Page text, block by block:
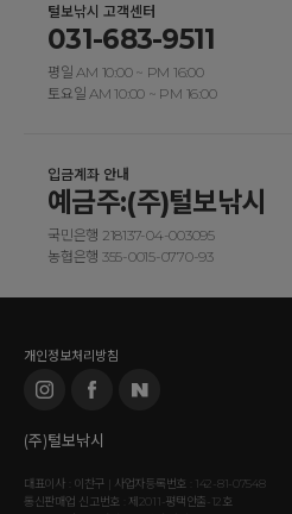
털보낚시 고객센터
031-683-9511
평일 AM 10:00 ~ PM 16:00
토요일 AM 10:00 ~ PM 16:00
입금계좌 안내
예금주:(주)털보낚시
국민은행 218137-04-003095
농협은행 355-0015-0770-93
개인정보처리방침
(주)털보낚시
대표이사 : 이찬구 | 사업자등록번호 : 142-81-07548
통신판매업 신고번호 : 제2011-평택안출-12호